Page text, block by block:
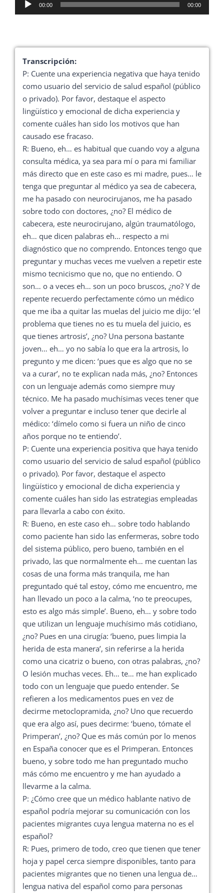
de
00:00 00:00
Transcripción:
P: Cuente una experiencia negativa que haya tenido
como usuario del servicio de salud español (público
o privado). Por favor, destaque el aspecto
lingüístico y emocional de dicha experiencia y
comente cuáles han sido los motivos que han
causado ese fracaso.
R: Bueno, eh… es habitual que cuando voy a alguna
consulta médica, ya sea para mí o para mi familiar
más directo que en este caso es mi madre, pues… le
tenga que preguntar al médico ya sea de cabecera,
me ha pasado con neurocirujanos, me ha pasado
sobre todo con doctores, ¿no? El médico de
cabecera, este neurocirujano, algún traumatólogo,
eh… que dicen palabras eh… respecto a mi
diagnóstico que no comprendo. Entonces tengo que
preguntar y muchas veces me vuelven a repetir este
mismo tecnicismo que no, que no entiendo. O
son… o a veces eh… son un poco bruscos, ¿no? Y de
repente recuerdo perfectamente cómo un médico
que me iba a quitar las muelas del juicio me dijo: ‘el
problema que tienes no es tu muela del juicio, es
que tienes artrosis’, ¿no? Una persona bastante
joven… eh… yo no sabía lo que era la artrosis, lo
pregunto y me dicen: ‘pues que es algo que no se
va a curar’, no te explican nada más, ¿no? Entonces
con un lenguaje además como siempre muy
técnico. Me ha pasado muchísimas veces tener que
volver a preguntar e incluso tener que decirle al
médico: ‘dímelo como si fuera un niño de cinco
años porque no te entiendo’.
P: Cuente una experiencia positiva que haya tenido
como usuario del servicio de salud español (público
o privado). Por favor, destaque el aspecto
lingüístico y emocional de dicha experiencia y
comente cuáles han sido las estrategias empleadas
para llevarla a cabo con éxito.
R: Bueno, en este caso eh… sobre todo hablando
como paciente han sido las enfermeras, sobre todo
del sistema público, pero bueno, también en el
privado, las que normalmente eh… me cuentan las
cosas de una forma más tranquila, me han
preguntado qué tal estoy, cómo me encuentro, me
han llevado un poco a la calma, ‘no te preocupes,
esto es algo más simple’. Bueno, eh… y sobre todo
que utilizan un lenguaje muchísimo más cotidiano,
¿no? Pues en una cirugía: ‘bueno, pues limpia la
herida de esta manera’, sin referirse a la herida
como una cicatriz o bueno, con otras palabras, ¿no?
O lesión muchas veces. Eh… te… me han explicado
todo con un lenguaje que puedo entender. Se
refieren a los medicamentos pues en vez de
decirme metoclopramida, ¿no? Uno que recuerdo
que era algo así, pues decirme: ‘bueno, tómate el
Primperan’, ¿no? Que es más común por lo menos
en España conocer que es el Primperan. Entonces
bueno, y sobre todo me han preguntado mucho
más cómo me encuentro y me han ayudado a
llevarme a la calma.
P: ¿Cómo cree que un médico hablante nativo de
español podría mejorar su comunicación con los
pacientes migrantes cuya lengua materna no es el
español?
R: Pues, primero de todo, creo que tienen que tener
hoja y papel cerca siempre disponibles, tanto para
pacientes migrantes que no tienen una lengua de…
lengua nativa del español como para personas